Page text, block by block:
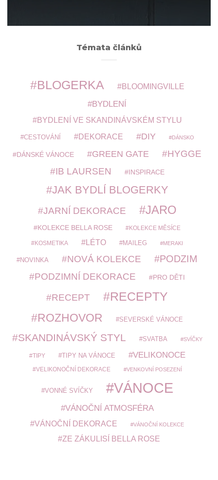
Témata článků
BLOGERKA BLOOMINGVILLE
BYDLENÍ
BYDLENÍ VE SKANDINÁVSKÉM STYLU
CESTOVÁNÍ DEKORACE DIY DÁNSKO
DÁNSKÉ VÁNOCE GREEN GATE HYGGE
IB LAURSEN INSPIRACE
JAK BYDLÍ BLOGERKY
JARNÍ DEKORACE JARO
KOLEKCE BELLA ROSE KOLEKCE MĚSÍCE
KOSMETIKA LÉTO MAILEG MERAKI
NOVINKA NOVÁ KOLEKCE PODZIM
PODZIMNÍ DEKORACE PRO DĚTI
RECEPT RECEPTY
ROZHOVOR SEVERSKÉ VÁNOCE
SKANDINÁVSKÝ STYL SVATBA SVÍČKY
TIPY TIPY NA VÁNOCE VELIKONOCE
VELIKONOČNÍ DEKORACE VENKOVNÍ POSEZENÍ
VONNÉ SVÍČKY VÁNOCE
VÁNOČNÍ ATMOSFÉRA
VÁNOČNÍ DEKORACE VÁNOČNÍ KOLEKCE
ZE ZÁKULISÍ BELLA ROSE